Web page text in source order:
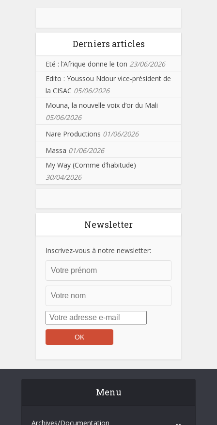
Derniers articles
Eté : l’Afrique donne le ton 23/06/2026
Edito : Youssou Ndour vice-président de
la CISAC 05/06/2026
Mouna, la nouvelle voix d’or du Mali
05/06/2026
Nare Productions 01/06/2026
Massa 01/06/2026
My Way (Comme d’habitude)
30/04/2026
Newsletter
Inscrivez-vous à notre newsletter:
Menu
Archives/Documentation